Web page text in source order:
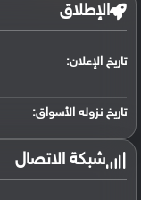
الإطلاق
تاريخ الإعلان:
تاريخ نزوله الأسواق:
شبكة الاتصال